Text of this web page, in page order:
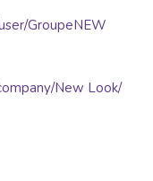
GroupeNEW
New Look/